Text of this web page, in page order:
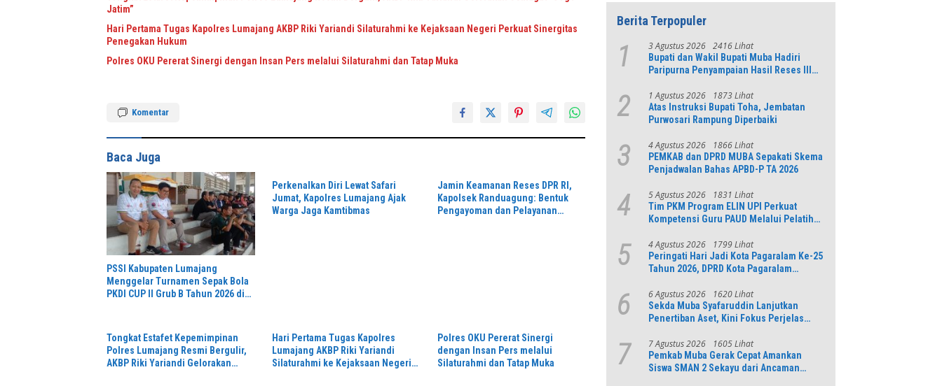
Jatim”
Hari Pertama Tugas Kapolres Lumajang AKBP Riki Yariandi Silaturahmi ke Kejaksaan Negeri Perkuat Sinergitas
Penegakan Hukum
Polres OKU Pererat Sinergi dengan Insan Pers melalui Silaturahmi dan Tatap Muka
Komentar
Baca Juga
PSSI Kabupaten Lumajang
Menggelar Turnamen Sepak Bola
PKDI CUP II Grub B Tahun 2026 di
Perkenalkan Diri Lewat Safari
Jumat, Kapolres Lumajang Ajak
Warga Jaga Kamtibmas
Jamin Keamanan Reses DPR RI,
Kapolsek Randuagung: Bentuk
Pengayoman dan Pelayanan
Tongkat Estafet Kepemimpinan
Polres Lumajang Resmi Bergulir,
AKBP Riki Yariandi Gelorakan
Hari Pertama Tugas Kapolres
Lumajang AKBP Riki Yariandi
Silaturahmi ke Kejaksaan Negeri
Polres OKU Pererat Sinergi
dengan Insan Pers melalui
Silaturahmi dan Tatap Muka
Berita Terpopuler
1 3 Agustus 2026 2416 Lihat
Bupati dan Wakil Bupati Muba Hadiri
Paripurna Penyampaian Hasil Reses III
2 1 Agustus 2026 1873 Lihat
Atas Instruksi Bupati Toha, Jembatan
Purwosari Rampung Diperbaiki
3 4 Agustus 2026 1866 Lihat
PEMKAB dan DPRD MUBA Sepakati Skema
Penjadwalan Bahas APBD-P TA 2026
4 5 Agustus 2026 1831 Lihat
Tim PKM Program ELIN UPI Perkuat
Kompetensi Guru PAUD Melalui Pelatihan
Numerasi
5 4 Agustus 2026 1799 Lihat
Peringati Hari Jadi Kota Pagaralam Ke-25
Tahun 2026, DPRD Kota Pagaralam
6 6 Agustus 2026 1620 Lihat
Sekda Muba Syafaruddin Lanjutkan
Penertiban Aset, Kini Fokus Perjelas
7 7 Agustus 2026 1605 Lihat
Pemkab Muba Gerak Cepat Amankan
Siswa SMAN 2 Sekayu dari Ancaman